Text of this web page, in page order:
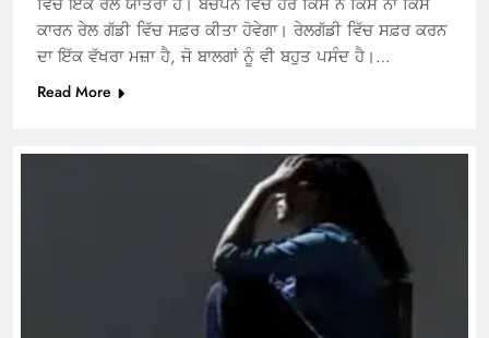
ਕਾਰਨ ਰੇਲ ਗੱਡੀ ਵਿੱਚ ਸਫ਼ਰ ਕੀਤਾ ਹੋਵੇਗਾ। ਰੇਲਗੱਡੀ ਵਿੱਚ ਸਫ਼ਰ ਕਰਨ
ਦਾ ਇੱਕ ਵੱਖਰਾ ਮਜ਼ਾ ਹੈ, ਜੋ ਬਾਲਗਾਂ ਨੂੰ ਵੀ ਬਹੁਤ ਪਸੰਦ ਹੈ।…
Read More